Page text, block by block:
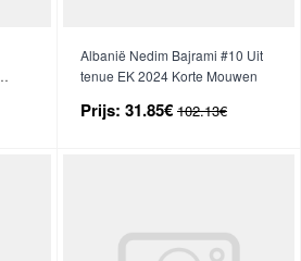
Albanië Nedim Bajrami #10 Uit
tenue EK 2024 Korte Mouwen
Prijs: 31.85€ 102.13€